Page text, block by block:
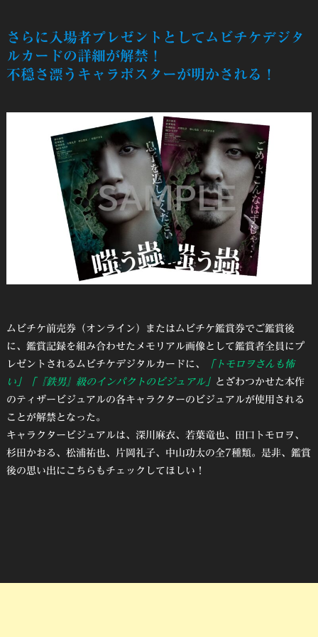
さらに入場者プレゼントとしてムビチケデジタ
ルカードの詳細が解禁！
不穏さ漂うキャラポスターが明かされる！
ムビチケ前売券（オンライン）またはムビチケ鑑賞券でご鑑賞後
に、鑑賞記録を組み合わせたメモリアル画像として鑑賞者全員にプ
レゼントされるムビチケデジタルカードに、
「トモロヲさんも怖
い」「『鉄男』級のインパクトのビジュアル」 とざわつかせた本作
のティザービジュアルの各キャラクターのビジュアルが使用される
ことが解禁となった。
キャラクタービジュアルは、深川麻衣、若葉竜也、田口トモロヲ、
杉田かおる、松浦祐也、片岡礼子、中山功太の全7種類。是非、鑑賞
後の思い出にこちらもチェックしてほしい！